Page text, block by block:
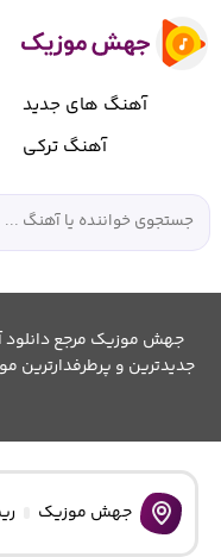
آهنگ های جدید
آهنگ ترکی
جهش موزیک مرجع دانلود
جدیدترین و پرطرفدارترین
جهش موزیک